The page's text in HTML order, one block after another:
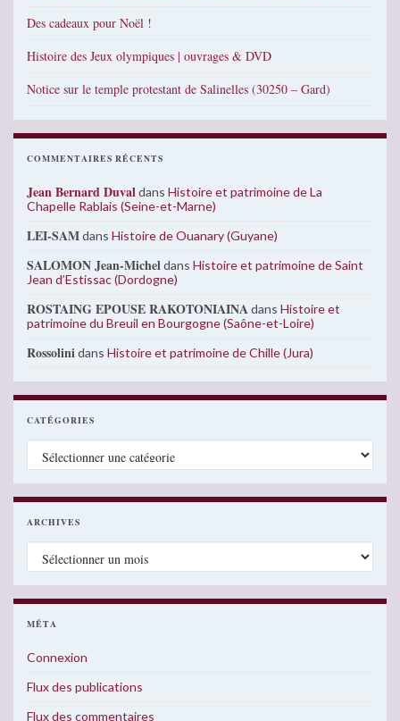
Des cadeaux pour Noël !
Histoire des Jeux olympiques | ouvrages & DVD
Notice sur le temple protestant de Salinelles (30250 – Gard)
COMMENTAIRES RÉCENTS
Jean Bernard Duvaldans Histoire et patrimoine de La
Chapelle Rablais (Seine-et-Marne)
LEI-SAMdans Histoire de Ouanary (Guyane)
SALOMON Jean-Micheldans Histoire et patrimoine de Saint
Jean d’Estissac (Dordogne)
ROSTAING EPOUSE RAKOTONIAINAdans Histoire et
patrimoine du Breuil en Bourgogne (Saône-et-Loire)
Rossolinidans Histoire et patrimoine de Chille (Jura)
CATÉGORIES
Catégories
ARCHIVES
Archives
MÉTA
Connexion
Flux des publications
Flux des commentaires